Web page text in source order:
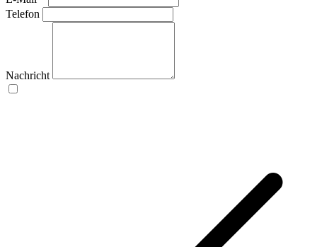
Telefon
Nachricht